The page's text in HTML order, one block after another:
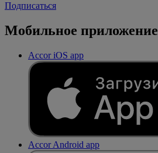
Подписаться
Мобильное приложение
Accor iOS app
Accor Android app